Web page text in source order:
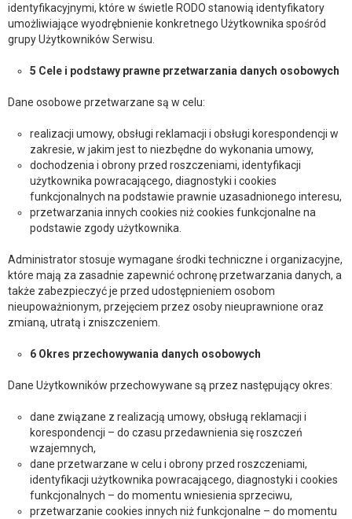
identyfikacyjnymi, które w świetle RODO stanowią identyfikatory
umożliwiające wyodrębnienie konkretnego Użytkownika spośród
grupy Użytkowników Serwisu.
5 Cele i podstawy prawne przetwarzania danych osobowych
Dane osobowe przetwarzane są w celu:
realizacji umowy, obsługi reklamacji i obsługi korespondencji w
zakresie, w jakim jest to niezbędne do wykonania umowy,
dochodzenia i obrony przed roszczeniami, identyfikacji
użytkownika powracającego, diagnostyki i cookies
funkcjonalnych na podstawie prawnie uzasadnionego interesu,
przetwarzania innych cookies niż cookies funkcjonalne na
podstawie zgody użytkownika.
Administrator stosuje wymagane środki techniczne i organizacyjne,
które mają za zasadnie zapewnić ochronę przetwarzania danych, a
także zabezpieczyć je przed udostępnieniem osobom
nieupoważnionym, przejęciem przez osoby nieuprawnione oraz
zmianą, utratą i zniszczeniem.
6 Okres przechowywania danych osobowych
Dane Użytkowników przechowywane są przez następujący okres:
dane związane z realizacją umowy, obsługą reklamacji i
korespondencji – do czasu przedawnienia się roszczeń
wzajemnych,
dane przetwarzane w celu i obrony przed roszczeniami,
identyfikacji użytkownika powracającego, diagnostyki i cookies
funkcjonalnych – do momentu wniesienia sprzeciwu,
przetwarzanie cookies innych niż funkcjonalne – do momentu